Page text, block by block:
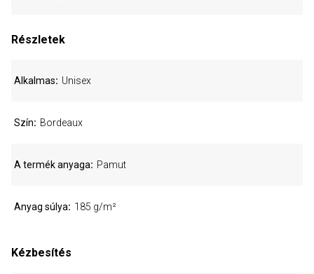
Részletek
Alkalmas Unisex
Szín Bordeaux
A termék anyaga Pamut
Anyag súlya 185 g/m²
Kézbesítés